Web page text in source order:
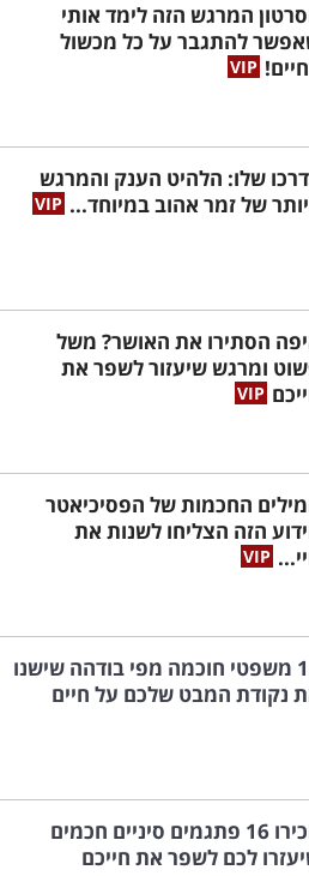
המרגש הזה לימד אותי
להתגבר על כל מכשול
שלו: הלהיט הענק והמרגש
של זמר אהוב במיוחד...
הסתירו את האושר? משל
ומרגש שיעזור לשפר את
החכמות של הפסיכיאטר
הזה הצליחו לשנות את
15 משפטי חוכמה מפי בודהה שישנו
נקודת המבט שלכם על חיים
הכירו 16 פתגמים סיניים חכמים
לכם לשפר את חייכם